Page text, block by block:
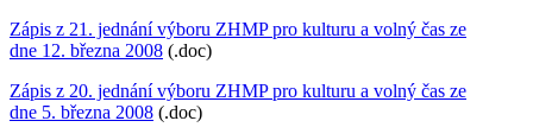
Zápis z 21. jednání výboru ZHMP pro kulturu a volný čas ze
dne 12. března 2008 (.doc)
Zápis z 20. jednání výboru ZHMP pro kulturu a volný čas ze
dne 5. března 2008 (.doc)